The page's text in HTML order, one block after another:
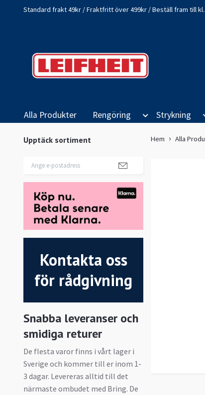
Standard frakt 49kr / Fraktfritt över 499kr / Beställ fram till
Alla Produkter Rengöring Strykning
Upptäck sortiment
Kontakta oss
för rådgivning
Snabba leveranser och
smidiga returer
De flesta varor finns i vårt lager i
Sverige och kommer till er inom 1-
3 dagar. Levereras alltid till det
närmaste ombudet med Bring. De
Hem Alla